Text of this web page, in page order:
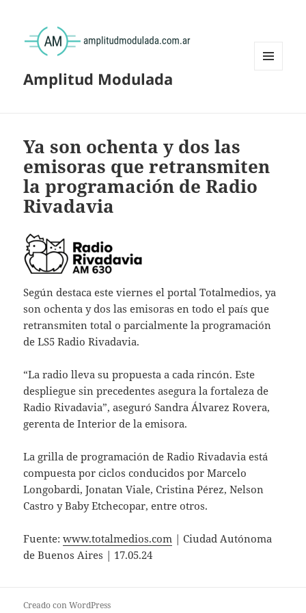
Amplitud Modulada
Ya son ochenta y dos las
emisoras que retransmiten
la programación de Radio
Rivadavia
Según destaca este viernes el portal Totalmedios, ya
son ochenta y dos las emisoras en todo el país que
retransmiten total o parcialmente la programación
de LS5 Radio Rivadavia.
“La radio lleva su propuesta a cada rincón. Este
despliegue sin precedentes asegura la fortaleza de
Radio Rivadavia”, aseguró Sandra Álvarez Rovera,
gerenta de Interior de la emisora.
La grilla de programación de Radio Rivadavia está
compuesta por ciclos conducidos por Marcelo
Longobardi, Jonatan Viale, Cristina Pérez, Nelson
Castro y Baby Etchecopar, entre otros.
Fuente:www.totalmedios.com | Ciudad Autónoma
de Buenos Aires | 17.05.24
Creado con WordPress